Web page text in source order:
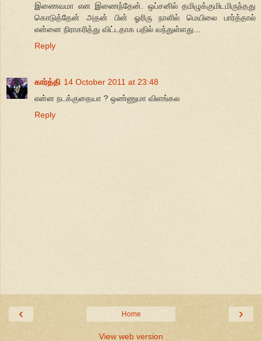
இணைவமா என இணைந்தேன். ஒப்சனில் தமிழுக்குமிடமிருந்தது
கொடுத்தேன் அதன் பின் ஓரிரு நாளில் மெயிலை பார்த்தால்
என்னை நிராகரித்து விட்டதாக பதில் வந்துள்ளது...
Reply
கார்த்தி 14 October 2011 at 23:48
என்ன நடக்குதையா ? ஒண்ணுமா விளங்கல
Reply
‹ ›
Home
View web version